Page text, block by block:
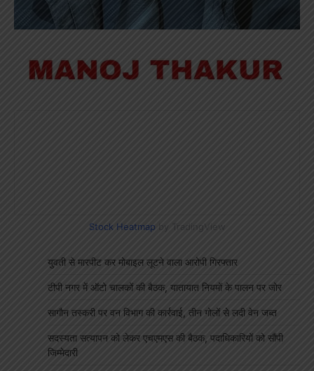
Stock Heatmap by TradingView
युवती से मारपीट कर मोबाइल लूटने वाला आरोपी गिरफ्तार
टीपी नगर में ऑटो चालकों की बैठक, यातायात नियमों के पालन पर जोर
सागौन तस्करी पर वन विभाग की कार्रवाई, तीन गोलों से लदी वेन जब्त
सदस्यता सत्यापन को लेकर एचएमएस की बैठक, पदाधिकारियों को सौंपी
जिम्मेदारी